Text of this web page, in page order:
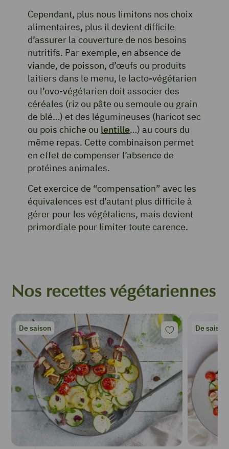
Cependant, plus nous limitons nos choix
alimentaires, plus il devient difficile
d’assurer la couverture de nos besoins
nutritifs. Par exemple, en absence de
viande, de poisson, d’œufs ou produits
laitiers dans le menu, le lacto-végétarien
ou l’ovo-végétarien doit associer des
céréales (riz ou pâte ou semoule ou grain
de blé…) et des légumineuses (haricot sec
ou pois chiche ou lentille…) au cours du
même repas. Cette combinaison permet
en effet de compenser l’absence de
protéines animales.
Cet exercice de “compensation” avec les
équivalences est d’autant plus difficile à
gérer pour les végétaliens, mais devient
primordiale pour limiter toute carence.
Nos recettes végétariennes
De saison De saison